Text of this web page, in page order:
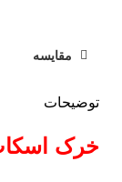
مقایسه
توضیحات
خرک